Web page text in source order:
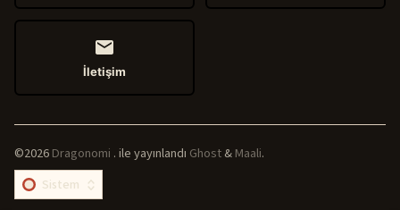
İletişim
©2026Dragonomi .ile yayınlandı Ghost&Maali.